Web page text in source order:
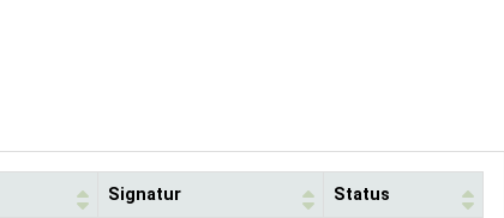
Signatur Status